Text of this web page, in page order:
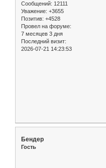
Сообщений: 12111
Уважение: +3655
Позитив: +4528
Провел на форуме:
7 месяцев 3 дня
Последний визит:
2026-07-21 14:23:53
Бендер
Гость